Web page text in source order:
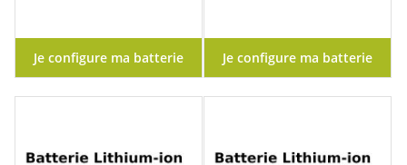
Je configure ma batterie Je configure ma batterie